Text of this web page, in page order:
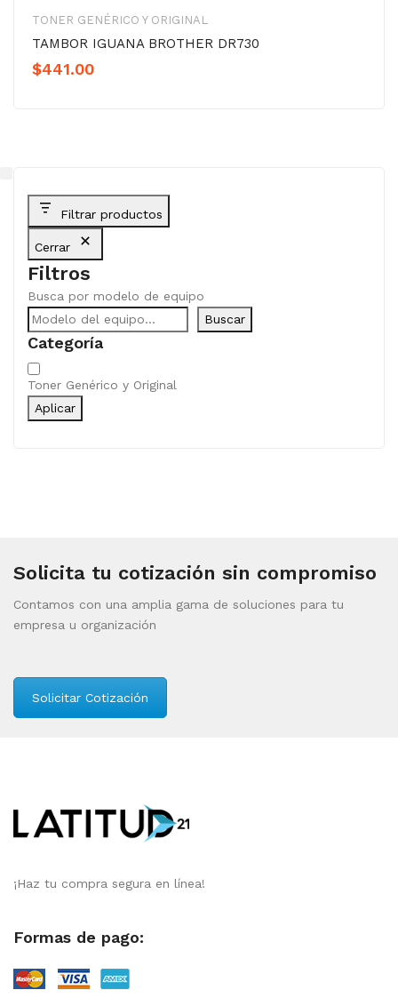
TONER GENÉRICO Y ORIGINAL
TAMBOR IGUANA BROTHER DR730
$441.00
Filtrar productos
Cerrar
Filtros
Busca por modelo de equipo
Buscar
Categoría
Categoría
Toner Genérico y Original
Aplicar
Solicita tu cotización sin compromiso
Contamos con una amplia gama de soluciones para tu
empresa u organización
Solicitar Cotización
¡Haz tu compra segura en línea!
Formas de pago: